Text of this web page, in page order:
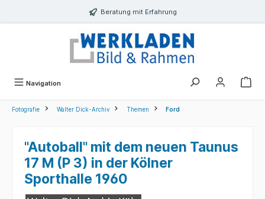
Beratung mit Erfahrung
Navigation
Fotografie Walter Dick-Archiv Themen Ford
"Autoball" mit dem neuen Taunus
17 M (P 3) in der Kölner
Sporthalle 1960